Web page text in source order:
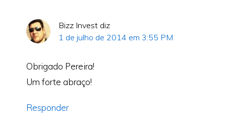
Bizz Invest diz
1 de julho de 2014 em 3:55 PM
Obrigado Pereira!
Um forte abraço!
Responder